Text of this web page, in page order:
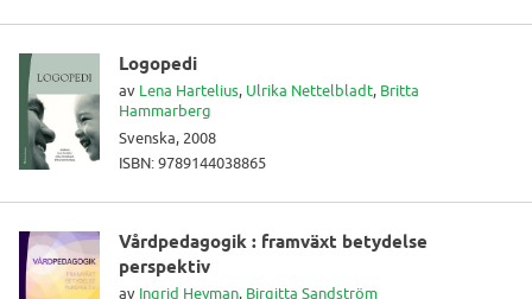
Logopedi
av Lena Hartelius, Ulrika Nettelbladt, Britta
Hammarberg
Svenska, 2008
ISBN: 9789144038865
Vårdpedagogik : framväxt betydelse
perspektiv
av Ingrid Heyman, Birgitta Sandström